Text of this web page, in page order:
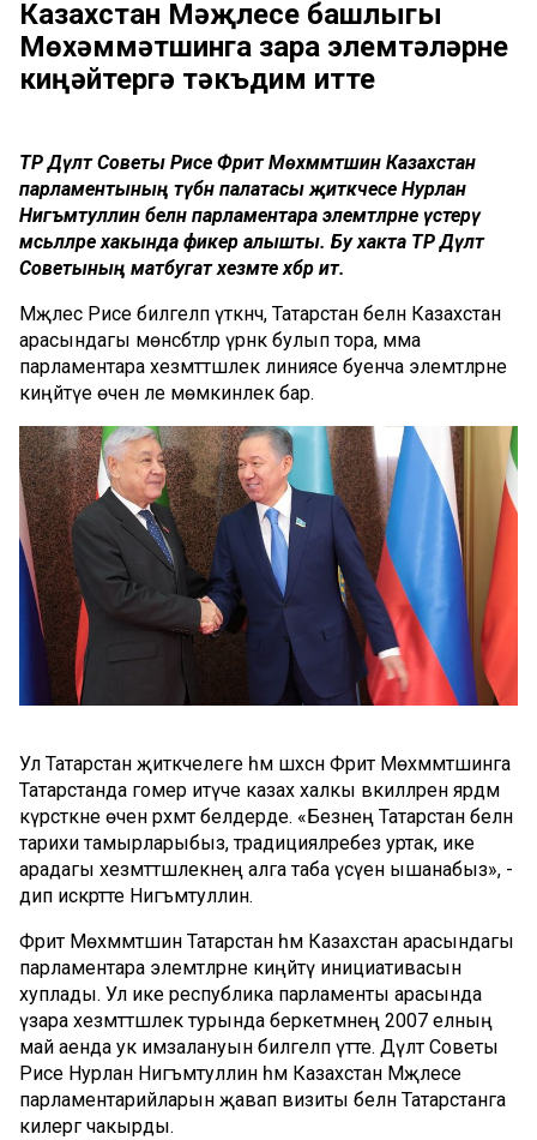
Казахстан Мәҗлесе башлыгы
Мөхәммәтшинга үзара элемтәләрне
киңәйтергә тәкъдим итте
ТР Дәүләт Советы Рәисе Фәрит Мөхәммәтшин Казахстан
парламентының түбән палатасы җитәкчесе Нурлан
Нигъмәтуллин белән парламентара элемтәләрне үстерү
мәсьәләләре хакында фикер алышты. Бу хакта ТР Дәүләт
Советының матбугат хезмәте хәбәр итә.
Мәҗлес Рәисе билгеләп үткәнчә, Татарстан белән Казахстан
арасындагы мөнәсәбәтләр үрнәк булып тора, әмма
парламентара хезмәттәшлек линиясе буенча элемтәләрне
киңәйтүе өчен әле мөмкинлек бар.
Ул Татарстан җитәкчелеге һәм шәхсән Фәрит Мөхәммәтшинга
Татарстанда гомер итүче казах халкы вәкилләренә ярдәм
күрсәткәне өчен рәхмәт белдерде. «Безнең Татарстан белән
тарихи тамырларыбыз, традицияләребез уртак, ике
арадагы хезмәттәшлекнең алга таба үсүенә ышанабыз», -
дип искәртте Нигъмәтуллин.
Фәрит Мөхәммәтшин Татарстан һәм Казахстан арасындагы
парламентара элемтәләрне киңәйтү инициативасын
хуплады. Ул ике республика парламенты арасында
үзара хезмәттәшлек турында беркетмәнең 2007 елның
май аенда ук имзалануын билгеләп үтте. Дәүләт Советы
Рәисе Нурлан Нигъмәтуллин һәм Казахстан Мәҗлесе
парламентарийларын җавап визиты белән Татарстанга
килергә чакырды.